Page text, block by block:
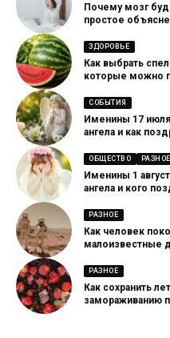
Почему мозг
простое
ЗДОРОВЬЕ
Как выбрать
которые можно
СОБЫТИЯ
Именины 17
ангела и как
ОБЩЕСТВО РАЗНОЕ
Именины 1
ангела и кого
РАЗНОЕ
Как человек
малоизвестные
РАЗНОЕ
Как сохранить
замораживанию